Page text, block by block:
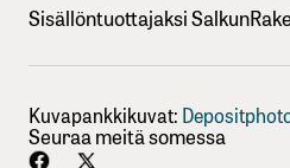
Sisällöntuottajaksi
Kuvapankkikuvat:
Seuraa meitä somessa